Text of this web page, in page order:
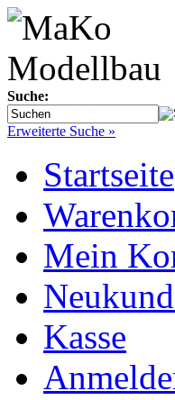
Suche:
Erweiterte Suche »
Startseite
Mein
Kasse